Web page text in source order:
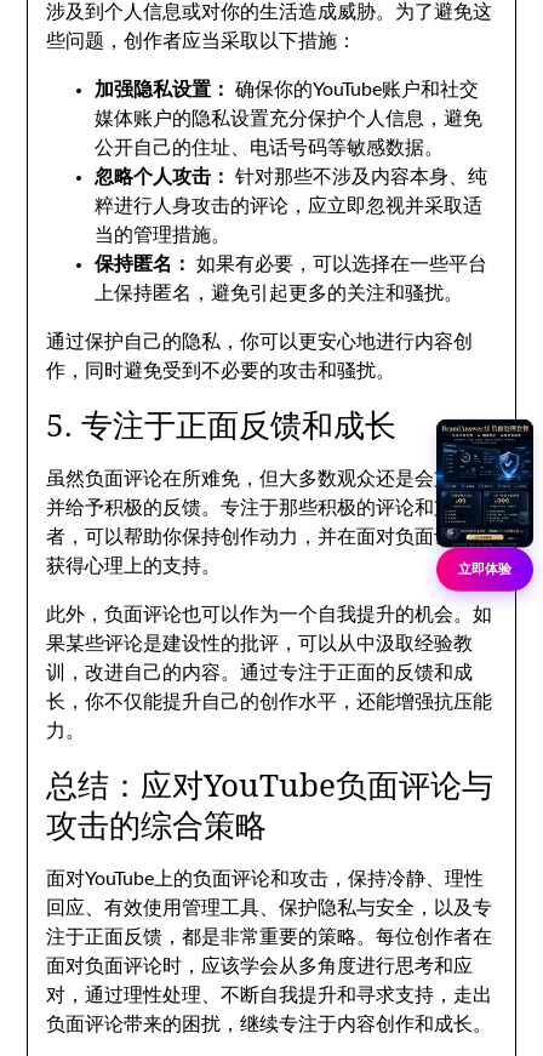
涉及到个人信息或对你的生活造成威胁。为了避免这
些问题，创作者应当采取以下措施：
加强隐私设置：
确保你的YouTube账户和社交
媒体账户的隐私设置充分保护个人信息，避免
公开自己的住址、电话号码等敏感数据。
忽略个人攻击：
针对那些不涉及内容本身、纯
粹进行人身攻击的评论，应立即忽视并采取适
当的管理措施。
保持匿名：
如果有必要，可以选择在一些平台
上保持匿名，避免引起更多的关注和骚扰。
通过保护自己的隐私，你可以更安心地进行内容创
作，同时避免受到不必要的攻击和骚扰。
5. 专注于正面反馈和成长
虽然负面评论在所难免，但大多数观众还是会支持你
并给予积极的反馈。专注于那些积极的评论和支持
者，可以帮助你保持创作动力，并在面对负面评论时
获得心理上的支持。
此外，负面评论也可以作为一个自我提升的机会。如
果某些评论是建设性的批评，可以从中汲取经验教
训，改进自己的内容。通过专注于正面的反馈和成
长，你不仅能提升自己的创作水平，还能增强抗压能
力。
总结：应对YouTube负面评论与
攻击的综合策略
面对YouTube上的负面评论和攻击，保持冷静、理性
回应、有效使用管理工具、保护隐私与安全，以及专
注于正面反馈，都是非常重要的策略。每位创作者在
面对负面评论时，应该学会从多角度进行思考和应
对，通过理性处理、不断自我提升和寻求支持，走出
负面评论带来的困扰，继续专注于内容创作和成长。
立即体验